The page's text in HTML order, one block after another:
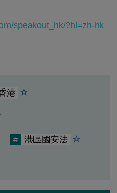
speakout_hk/?hl=zh-hk
港
# 港區國安法